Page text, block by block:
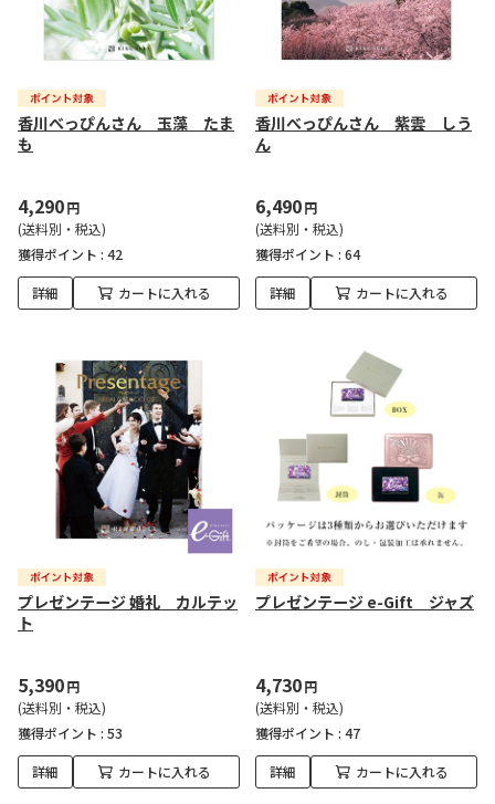
香川べっぴんさん 玉藻 たま
も
4,290円
(送料別・税込)
獲得ポイント : 42
詳細 カートに入れる
香川べっぴんさん 紫雲 しう
ん
6,490円
(送料別・税込)
獲得ポイント : 64
詳細 カートに入れる
プレゼンテージ 婚礼 カルテッ
ト
5,390円
(送料別・税込)
獲得ポイント : 53
詳細 カートに入れる
プレゼンテージ e-Gift ジャズ
4,730円
(送料別・税込)
獲得ポイント : 47
詳細 カートに入れる